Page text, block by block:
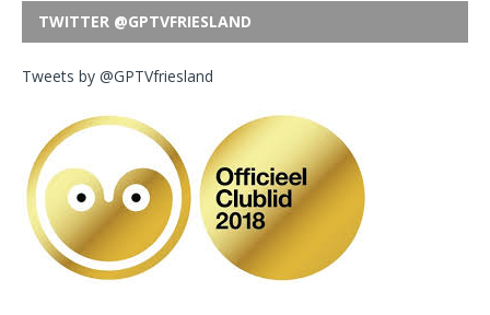
TWITTER @GPTVFRIESLAND
Tweets by @GPTVfriesland